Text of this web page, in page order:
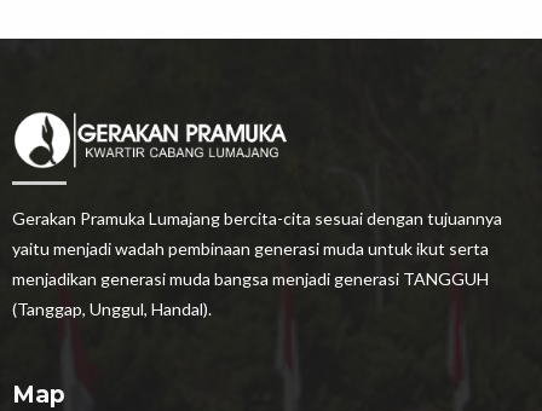
Gerakan Pramuka Lumajang bercita-cita sesuai dengan tujuannya
yaitu menjadi wadah pembinaan generasi muda untuk ikut serta
menjadikan generasi muda bangsa menjadi generasi TANGGUH
(Tanggap, Unggul, Handal).
Map